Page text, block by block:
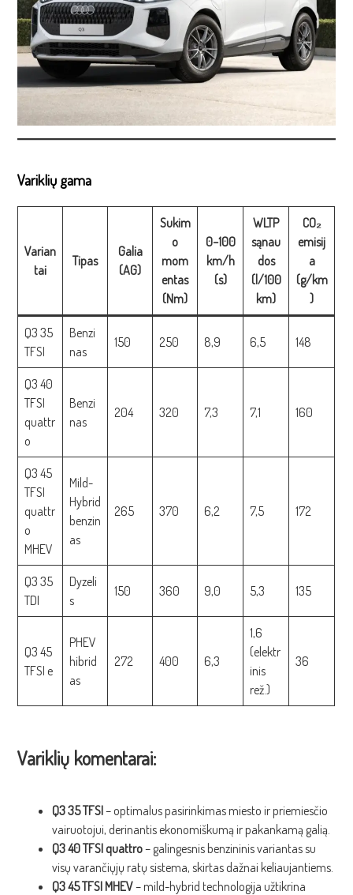
Variklių gama
Varian
tai
Tipas
Galia
(AG)
Sukim
o
mom
entas
(Nm)
0–100
km/h
(s)
WLTP
sąnau
dos
(l/100
km)
CO₂
emisij
a
(g/km
)
Q3 35
TFSI
Benzi
nas
150 250 8,9 6,5 148
Q3 40
TFSI
quattr
o
Benzi
nas
204 320 7,3 7,1 160
Q3 45
TFSI
quattr
o
MHEV
Mild-
Hybrid
benzin
as
265 370 6,2 7,5 172
Q3 35
TDI
Dyzeli
s
150 360 9,0 5,3 135
Q3 45
TFSI e
PHEV
hibrid
as
272 400 6,3
1,6
(elektr
inis
rež.)
36
Variklių komentarai:
Q3 35 TFSI– optimalus pasirinkimas miesto ir priemiesčio
vairuotojui, derinantis ekonomiškumą ir pakankamą galią.
Q3 40 TFSI quattro– galingesnis benzininis variantas su
visų varančiųjų ratų sistema, skirtas dažnai keliaujantiems.
Q3 45 TFSI MHEV– mild-hybrid technologija užtikrina